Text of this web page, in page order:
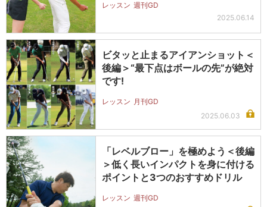
レッスン 週刊GD
2025.06.14
ビタッと止まるアイアンショット＜
後編＞“最下点はボールの先”が絶対
です!
レッスン 月刊GD
2025.06.03
「レベルブロー」を極めよう＜後編
＞低く長いインパクトを身に付ける
ポイントと3つのおすすめドリル
レッスン 週刊GD